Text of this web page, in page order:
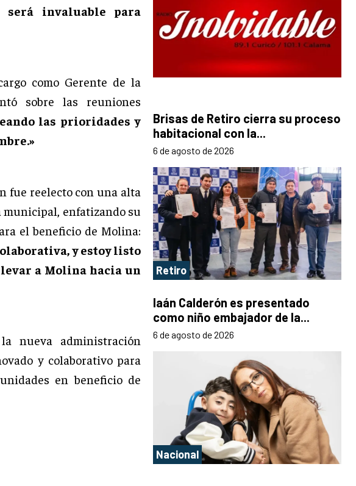
será invaluable para
como Gerente de la
sobre las reuniones
las prioridades y
fue reelecto con una alta
enfatizando su
el beneficio de Molina:
y estoy listo
a Molina hacia un
nueva administración
y colaborativo para
en beneficio de
Brisas de Retiro cierra su proceso
habitacional con la...
6 de agosto de 2026
Retiro
Iaán Calderón es presentado
como niño embajador de la...
6 de agosto de 2026
Nacional